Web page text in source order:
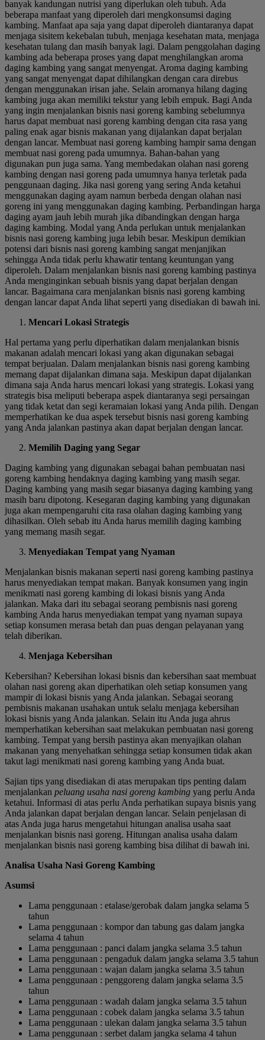
banyak kandungan nutrisi yang diperlukan oleh tubuh. Ada
beberapa manfaat yang diperoleh dari mengkonsumsi daging
kambing. Manfaat apa saja yang dapat diperoleh diantaranya dapat
menjaga sisitem kekebalan tubuh, menjaga kesehatan mata, menjaga
kesehatan tulang dan masih banyak lagi. Dalam penggolahan daging
kambing ada beberapa proses yang dapat menghilangkan aroma
daging kambing yang sangat menyengat. Aroma daging kambing
yang sangat menyengat dapat dihilangkan dengan cara direbus
dengan menggunakan irisan jahe. Selain aromanya hilang daging
kambing juga akan memiliki tekstur yang lebih empuk. Bagi Anda
yang ingin menjalankan bisnis nasi goreng kambing sebelumnya
harus dapat membuat nasi goreng kambing dengan cita rasa yang
paling enak agar bisnis makanan yang dijalankan dapat berjalan
dengan lancar. Membuat nasi goreng kambing hampir sama dengan
membuat nasi goreng pada umumnya. Bahan-bahan yang
digunakan pun juga sama. Yang membedakan olahan nasi goreng
kambing dengan nasi goreng pada umumnya hanya terletak pada
penggunaan daging. Jika nasi goreng yang sering Anda ketahui
menggunakan daging ayam namun berbeda dengan olahan nasi
goreng ini yang menggunakan daging kambing. Perbandingan harga
daging ayam jauh lebih murah jika dibandingkan dengan harga
daging kambing. Modal yang Anda perlukan untuk menjalankan
bisnis nasi goreng kambing juga lebih besar. Meskipun demikian
potensi dari bisnis nasi goreng kambing sangat menjanjikan
sehingga Anda tidak perlu khawatir tentang keuntungan yang
diperoleh. Dalam menjalankan bisnis nasi goreng kambing pastinya
Anda menginginkan sebuah bisnis yang dapat berjalan dengan
lancar. Bagaimana cara menjalankan bisnis nasi goreng kambing
dengan lancar dapat Anda lihat seperti yang disediakan di bawah ini.
Mencari Lokasi Strategis
Hal pertama yang perlu diperhatikan dalam menjalankan bisnis
makanan adalah mencari lokasi yang akan digunakan sebagai
tempat berjualan. Dalam menjalankan bisnis nasi goreng kambing
memang dapat dijalankan dimana saja. Meskipun dapat dijalankan
dimana saja Anda harus mencari lokasi yang strategis. Lokasi yang
strategis bisa meliputi beberapa aspek diantaranya segi persaingan
yang tidak ketat dan segi keramaian lokasi yang Anda pilih. Dengan
memperhatikan ke dua aspek tersebut bisnis nasi goreng kambing
yang Anda jalankan pastinya akan dapat berjalan dengan lancar.
Memilih Daging yang Segar
Daging kambing yang digunakan sebagai bahan pembuatan nasi
goreng kambing hendaknya daging kambing yang masih segar.
Daging kambing yang masih segar biasanya daging kambing yang
masih baru dipotong. Kesegaran daging kambing yang digunakan
juga akan mempengaruhi cita rasa olahan daging kambing yang
dihasilkan. Oleh sebab itu Anda harus memilih daging kambing
yang memang masih segar.
Menyediakan Tempat yang Nyaman
Menjalankan bisnis makanan seperti nasi goreng kambing pastinya
harus menyediakan tempat makan. Banyak konsumen yang ingin
menikmati nasi goreng kambing di lokasi bisnis yang Anda
jalankan. Maka dari itu sebagai seorang pembisnis nasi goreng
kambing Anda harus menyediakan tempat yang nyaman supaya
setiap konsumen merasa betah dan puas dengan pelayanan yang
telah diberikan.
Menjaga Kebersihan
Kebersihan? Kebersihan lokasi bisnis dan kebersihan saat membuat
olahan nasi goreng akan diperhatikan oleh setiap konsumen yang
mampir di lokasi bisnis yang Anda jalankan. Sebagai seorang
pembisnis makanan usahakan untuk selalu menjaga kebersihan
lokasi bisnis yang Anda jalankan. Selain itu Anda juga ahrus
memperhatikan kebersihan saat melakukan pembuatan nasi goreng
kambing. Tempat yang bersih pastinya akan menyajikan olahan
makanan yang menyehatkan sehingga setiap konsumen tidak akan
takut lagi menikmati nasi goreng kambing yang Anda buat.
Sajian tips yang disediakan di atas merupakan tips penting dalam
menjalankan peluang usaha nasi goreng kambing yang perlu Anda
ketahui. Informasi di atas perlu Anda perhatikan supaya bisnis yang
Anda jalankan dapat berjalan dengan lancar. Selain penjelasan di
atas Anda juga harus mengetahui hitungan analisa usaha saat
menjalankan bisnis nasi goreng. Hitungan analisa usaha dalam
menjalankan bisnis nasi goreng kambing bisa dilihat di bawah ini.
Analisa Usaha Nasi Goreng Kambing
Asumsi
Lama penggunaan : etalase/gerobak dalam jangka selama 5
tahun
Lama penggunaan : kompor dan tabung gas dalam jangka
selama 4 tahun
Lama penggunaan : panci dalam jangka selama 3.5 tahun
Lama penggunaan : pengaduk dalam jangka selama 3.5 tahun
Lama penggunaan : wajan dalam jangka selama 3.5 tahun
Lama penggunaan : penggoreng dalam jangka selama 3.5
tahun
Lama penggunaan : wadah dalam jangka selama 3.5 tahun
Lama penggunaan : cobek dalam jangka selama 3.5 tahun
Lama penggunaan : ulekan dalam jangka selama 3.5 tahun
Lama penggunaan : serbet dalam jangka selama 4 tahun